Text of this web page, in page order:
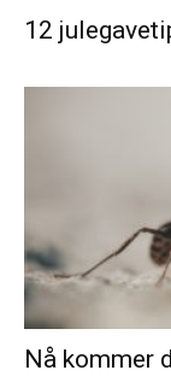
12
Nå kommer